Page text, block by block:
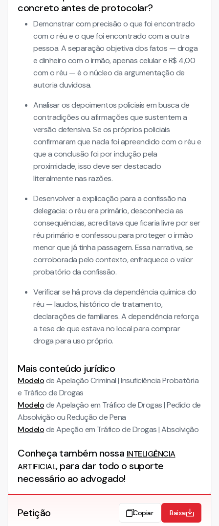
concreto antes de protocolar?
Demonstrar com precisão o que foi encontrado
com o réu e o que foi encontrado com a outra
pessoa. A separação objetiva dos fatos — droga
e dinheiro com o irmão, apenas celular e R$ 4,00
com o réu — é o núcleo da argumentação de
autoria duvidosa.
Analisar os depoimentos policiais em busca de
contradições ou afirmações que sustentem a
versão defensiva. Se os próprios policiais
confirmaram que nada foi apreendido com o réu e
que a conclusão foi por indução pela
proximidade, isso deve ser destacado
literalmente nas razões.
Desenvolver a explicação para a confissão na
delegacia: o réu era primário, desconhecia as
consequências, acreditava que ficaria livre por ser
réu primário e confessou para proteger o irmão
menor que já tinha passagem. Essa narrativa, se
corroborada pelo contexto, enfraquece o valor
probatório da confissão.
Verificar se há prova da dependência química do
réu — laudos, histórico de tratamento,
declarações de familiares. A dependência reforça
a tese de que estava no local para comprar
droga para uso próprio.
Mais conteúdo jurídico
Modelode Apelação Criminal | Insuficiência Probatória
e Tráfico de Drogas
Modelode Apelação em Tráfico de Drogas | Pedido de
Absolvição ou Redução de Pena
Modelode Apeção em Tráfico de Drogas | Absolvição
Conheça também nossa INTELIGÊNCIA
ARTIFICIAL, para dar todo o suporte
necessário ao advogado!
Petição Copiar Baixar